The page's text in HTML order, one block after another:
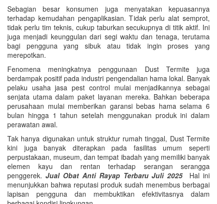
Sebagian besar konsumen juga menyatakan kepuasannya
terhadap kemudahan pengaplikasian. Tidak perlu alat semprot,
tidak perlu tim teknis, cukup taburkan secukupnya di titik aktif. Ini
juga menjadi keunggulan dari segi waktu dan tenaga, terutama
bagi pengguna yang sibuk atau tidak ingin proses yang
merepotkan.
Fenomena meningkatnya penggunaan Dust Termite juga
berdampak positif pada industri pengendalian hama lokal. Banyak
pelaku usaha jasa pest control mulai menjadikannya sebagai
senjata utama dalam paket layanan mereka. Bahkan beberapa
perusahaan mulai memberikan garansi bebas hama selama 6
bulan hingga 1 tahun setelah menggunakan produk ini dalam
perawatan awal.
Tak hanya digunakan untuk struktur rumah tinggal, Dust Termite
kini juga banyak diterapkan pada fasilitas umum seperti
perpustakaan, museum, dan tempat ibadah yang memiliki banyak
elemen kayu dan rentan terhadap serangan serangga
penggerek. Jual Obat Anti Rayap Terbaru Juli 2025Hal ini
menunjukkan bahwa reputasi produk sudah menembus berbagai
lapisan pengguna dan membuktikan efektivitasnya dalam